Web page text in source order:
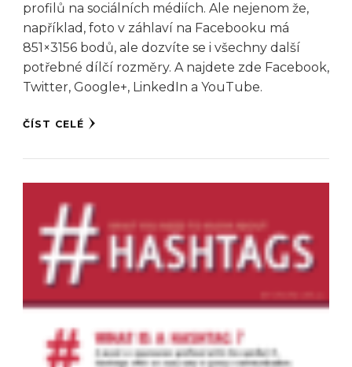
profilů na sociálních médiích. Ale nejenom že,
například, foto v záhlaví na Facebooku má
851×3156 bodů, ale dozvíte se i všechny další
potřebné dílčí rozměry. A najdete zde Facebook,
Twitter, Google+, LinkedIn a YouTube.
ČÍST CELÉ